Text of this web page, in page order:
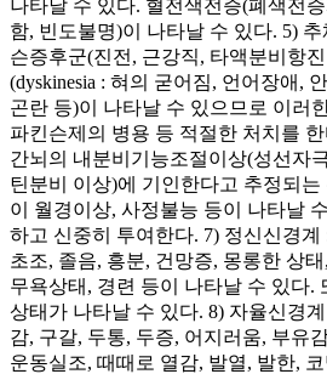
나타날 수 있다. 혈전색전증(폐색전
함, 빈도불명)이 나타날 수 있다. 5)
슨증후군(진전, 근강직, 타액분비항
(dyskinesia : 혀의 굳어짐, 언어장애,
곤란 등)이 나타날 수 있으므로 이러
파킨슨제의 병용 등 적절한 처치를
간뇌의 내분비기능조절이상(성선자
틴분비 이상)에 기인한다고 추정되
이 월경이상, 사정불능 등이 나타날
하고 신중히 투여한다. 7) 정신신경
초조, 졸음, 흥분, 건망증, 몽롱한 상
무욕상태, 경련 등이 나타날 수 있다.
상태가 나타날 수 있다. 8) 자율신경
감, 구갈, 두통, 두증, 어지러움, 부유
운동실조, 때때로 열감, 발열, 발한,